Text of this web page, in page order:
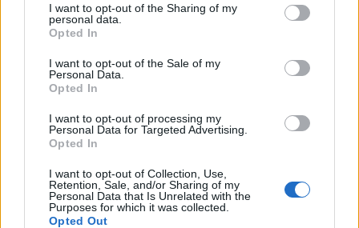
I want to opt-out of the Sharing of my
personal data.
Opted In
I want to opt-out of the Sale of my
Personal Data.
Opted In
I want to opt-out of processing my
Personal Data for Targeted Advertising.
Opted In
I want to opt-out of Collection, Use,
Retention, Sale, and/or Sharing of my
Personal Data that Is Unrelated with the
Purposes for which it was collected.
Opted Out
FAR (Coarnă)
România pe Primul Loc (Ponta)
Altul
Arată rezultatele
Arhiva sondajelor